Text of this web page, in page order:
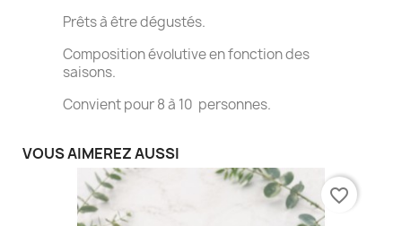
Prêts à être dégustés.
Composition évolutive en fonction des
saisons.
Convient pour 8 à 10 personnes.
VOUS AIMEREZ AUSSI
favorite_border